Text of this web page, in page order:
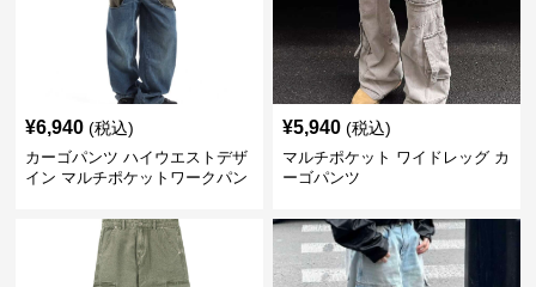
¥6,940 (税込)
カーゴパンツ ハイウエストデザ
イン マルチポケットワークパン
¥5,940 (税込)
マルチポケット ワイドレッグ カ
ーゴパンツ